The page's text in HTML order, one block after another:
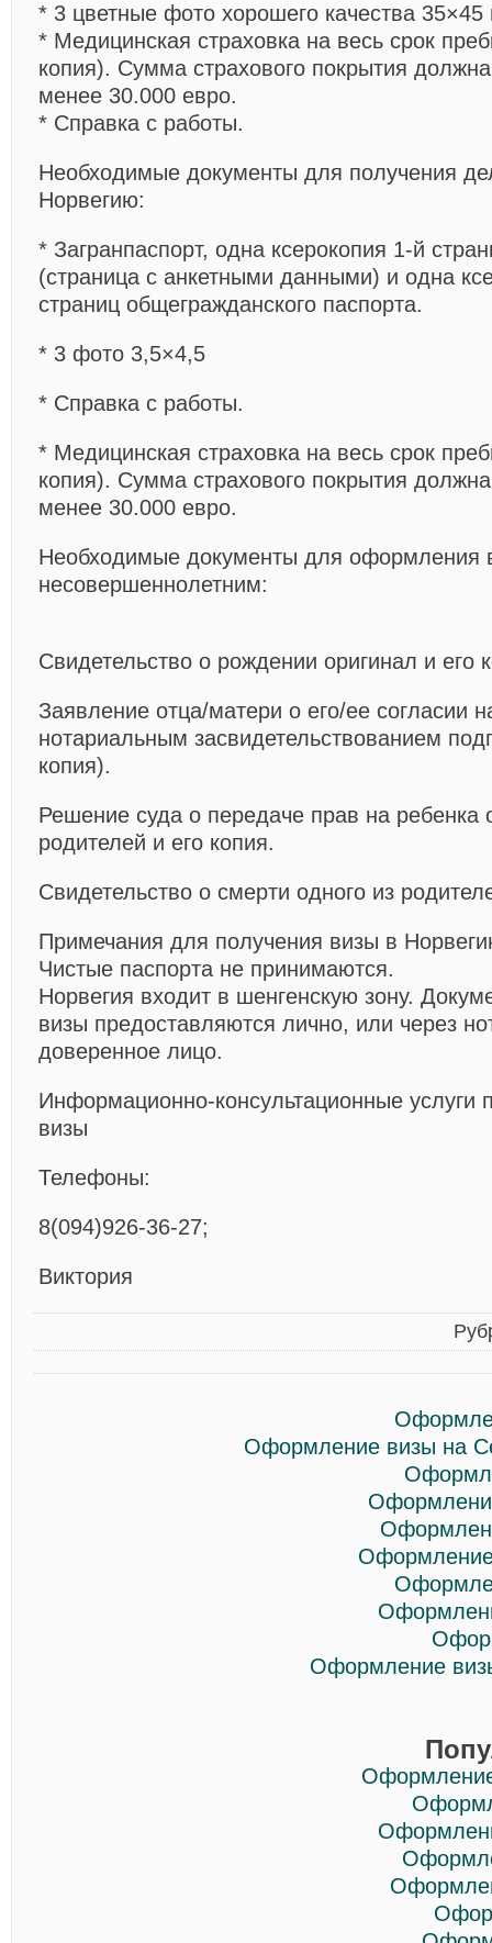
* 3 цветные фото хорошего качества
* Медицинская страховка на весь срок
копия). Сумма страхового покрытия
менее 30.000 евро.
* Справка с работы.
Необходимые документы для получения
Норвегию:
* Загранпаспорт, одна ксерокопия 1-й
(страница с анкетными данными) и одна
страниц общегражданского паспорта.
* 3 фото 3,5×4,5
* Справка с работы.
* Медицинская страховка на весь срок
копия). Сумма страхового покрытия
менее 30.000 евро.
Необходимые документы для оформления
несовершеннолетним:
Свидетельство о рождении оригинал и его
Заявление отца/матери о его/ее согласии
нотариальным засвидетельствованием
копия).
Решение суда о передаче прав на ребенка
родителей и его копия.
Свидетельство о смерти одного из
Примечания для получения визы в
Чистые паспорта не принимаются.
Норвегия входит в шенгенскую зону.
визы предоставляются лично, или через
доверенное лицо.
Информационно-консультационные
визы
Телефоны:
8(094)926-36-27;
Виктория
Оформление визы на
Оформление